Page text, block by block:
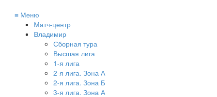
≡ Меню
Матч-центр
Владимир
Сборная тура
Высшая лига
1-я лига
2-я лига. Зона А
2-я лига. Зона Б
3-я лига. Зона А